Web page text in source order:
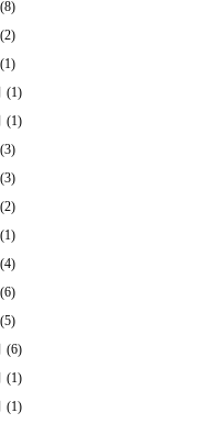
(8)
(2)
(1)
(1)
(1)
(3)
(3)
(2)
(1)
(4)
(6)
(5)
(6)
(1)
(1)